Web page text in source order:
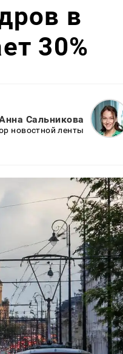
в
30%
Сальникова
новостной ленты